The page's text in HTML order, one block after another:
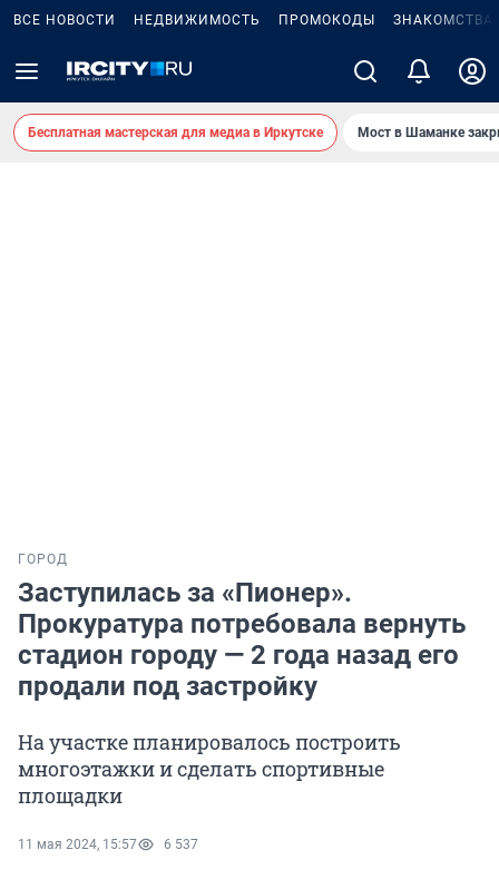
ВСЕ НОВОСТИ НЕДВИЖИМОСТЬ ПРОМОКОДЫ ЗНАКОМСТВА
Бесплатная мастерская для медиа в Иркутске Мост в Шаманке
ГОРОД
Заступилась за «Пионер».
Прокуратура потребовала вернуть
стадион городу — 2 года назад его
продали под застройку
На участке планировалось построить
многоэтажки и сделать спортивные
площадки
11 мая 2024, 15:57 6 537